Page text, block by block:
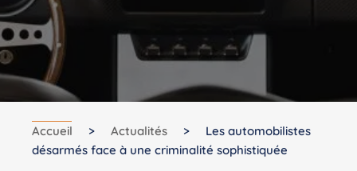
Accueil > Actualités > Les automobilistes
désarmés face à une criminalité sophistiquée